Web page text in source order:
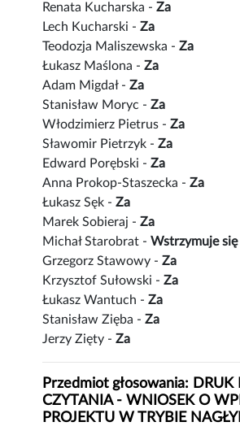
Renata Kucharska -Za
Lech Kucharski -Za
Teodozja Maliszewska -Za
Łukasz Maślona -Za
Adam Migdał -Za
Stanisław Moryc -Za
Włodzimierz Pietrus -Za
Sławomir Pietrzyk -Za
Edward Porębski -Za
Anna Prokop-Staszecka -Za
Łukasz Sęk -Za
Marek Sobieraj -Za
Michał Starobrat -Wstrzymuje się
Grzegorz Stawowy -Za
Krzysztof Sułowski -Za
Łukasz Wantuch -Za
Stanisław Zięba -Za
Jerzy Zięty -Za
Przedmiot głosowania: DRUK
CZYTANIA - WNIOSEK O
PROJEKTU W TRYBIE